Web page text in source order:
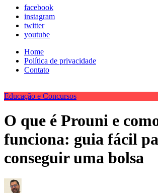
facebook
instagram
twitter
youtube
Home
Política de privacidade
Contato
Educação e Concursos
O que é Prouni e
funciona: guia fácil
conseguir uma bolsa